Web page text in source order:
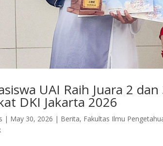
UAI Raih Juara 2
DKI Jakarta 2026
| May 30, 2026 | Berita, Fakultas Ilmu